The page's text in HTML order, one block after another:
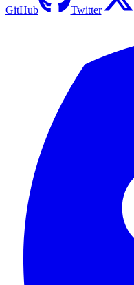
GitHub Twitter